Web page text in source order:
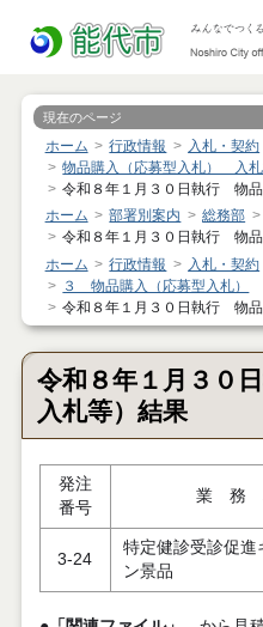
現在のページ
ホーム 行政情報
入札・契約
物品購入（応募型入札） 入
令和８年１月３０日執行 物
ホーム
部署別案内 総務部
令和８年１月３０日執行 物
ホーム
行政情報 入札・契約
３ 物品購入（応募型入札）
令和８年１月３０日執行 物
令和８年１月３０
入札等）結果
発注
番号
業 務
3-24
特定健診受診促進
ン景品